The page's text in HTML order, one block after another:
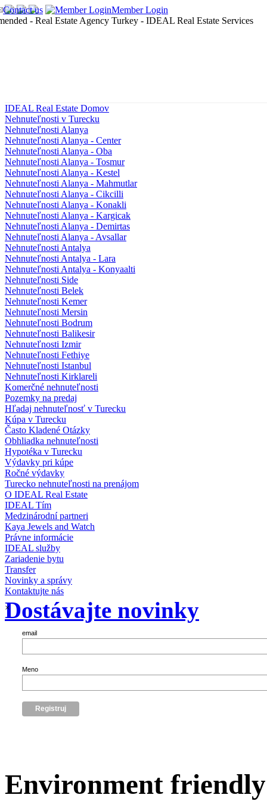
Contact us Member Login
×
IDEAL Real Estate Domov
Nehnuteľnosti v Turecku
Nehnuteľnosti Alanya
Nehnuteľnosti Alanya - Center
Nehnuteľnosti Alanya - Oba
Nehnuteľnosti Alanya - Tosmur
Nehnuteľnosti Alanya - Kestel
Nehnuteľnosti Alanya - Mahmutlar
Nehnuteľnosti Alanya - Cikcilli
Nehnuteľnosti Alanya - Konakli
Nehnuteľnosti Alanya - Kargicak
Nehnuteľnosti Alanya - Demirtas
Nehnuteľnosti Alanya - Avsallar
Nehnuteľnosti Antalya
Nehnuteľnosti Antalya - Lara
Nehnuteľnosti Antalya - Konyaalti
Nehnuteľnosti Side
Nehnuteľnosti Belek
Nehnuteľnosti Kemer
Nehnuteľnosti Mersin
Nehnuteľnosti Bodrum
Nehnuteľnosti Balikesir
Nehnuteľnosti Izmir
Nehnuteľnosti Fethiye
Nehnuteľnosti Istanbul
Nehnuteľnosti Kirklareli
Komerčné nehnuteľnosti
Pozemky na predaj
Hľadaj nehnuteľnosť v Turecku
Kúpa v Turecku
Často Kladené Otázky
Obhliadka nehnuteľnosti
Hypotéka v Turecku
Výdavky pri kúpe
Ročné výdavky
Turecko nehnuteľnosti na prenájom
O IDEAL Real Estate
IDEAL Tím
Medzinárodní partneri
Kaya Jewels and Watch
Právne informácie
IDEAL služby
Zariadenie bytu
Transfer
Novinky a správy
Kontaktujte nás
Dostávajte novinky
email
Meno
Environment